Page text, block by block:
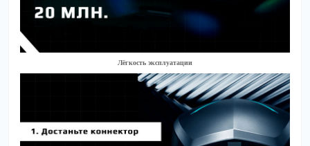
Лёгкость эксплуатации